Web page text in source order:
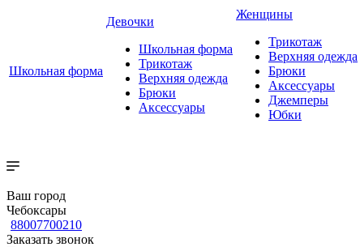
Школьная форма
Девочки
Школьная форма
Трикотаж
Верхняя одежда
Брюки
Аксессуары
Женщины
Трикотаж
Верхняя одежда
Брюки
Аксессуары
Джемперы
Юбки
Ваш город
Чебоксары
88007700210
Заказать звонок